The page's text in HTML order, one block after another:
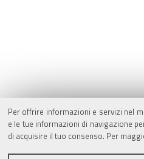
Per offrire informazioni e servizi nel
e le tue informazioni di navigazione
di acquisire il tuo consenso. Per